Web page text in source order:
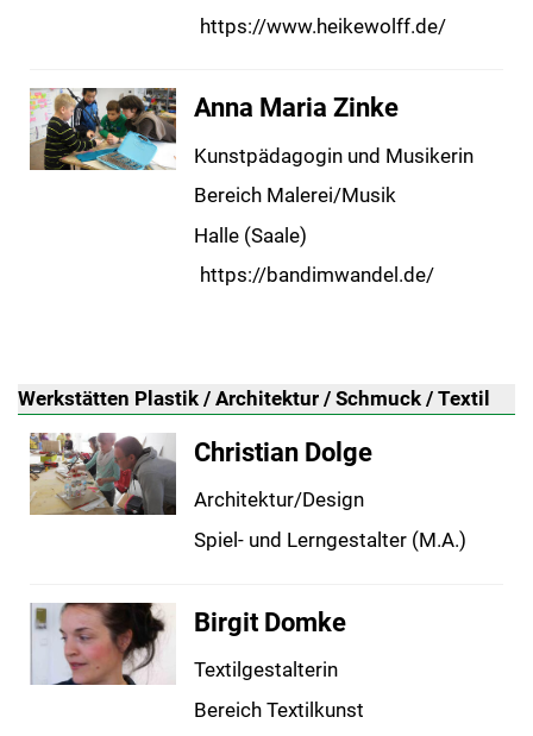
https://www.heikewolff.de/
Anna Maria Zinke
Kunstpädagogin und Musikerin
Bereich Malerei/Musik
Halle (Saale)
https://bandimwandel.de/
Werkstätten Plastik / Architektur / Schmuck / Textil
Christian Dolge
Architektur/Design
Spiel- und Lerngestalter (M.A.)
Birgit Domke
Textilgestalterin
Bereich Textilkunst